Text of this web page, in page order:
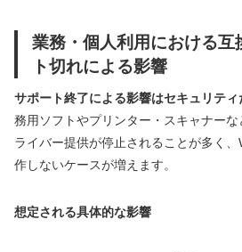
業務・個人利用における互
ト切れによる影響
サポート終了による影響はセキュリティ
務用ソフトやプリンター・スキャナー
ライバー提供が停止されることが多く
作しないケースが増えます。
想定される具体的な影響